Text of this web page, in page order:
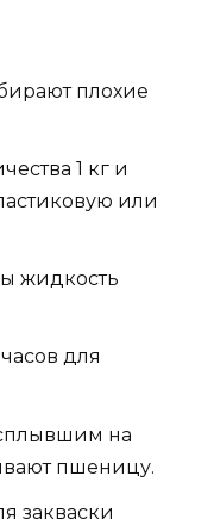
плохие
1 кг и
или
жидкость
для
на
пшеницу.
закваски